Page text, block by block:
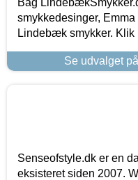
smykkedesinger,
Lindebæk smykker. Klik
Se udvalget
Senseofstyle.dk er en
eksisteret siden 2007.